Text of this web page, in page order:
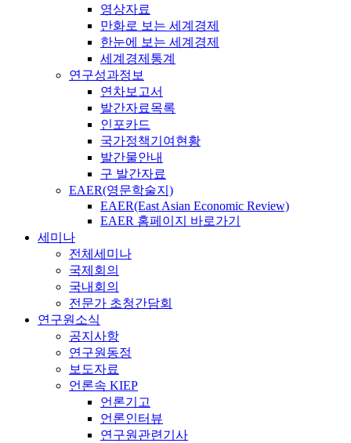
영상자료
만화로 보는 세계경제
한눈에 보는 세계경제
세계경제통계
연구성과정보
연차보고서
발간자료목록
인포카드
국가정책기여현황
발간물안내
구 발간자료
EAER(영문학술지)
EAER(East Asian Economic Review)
EAER 홈페이지 바로가기
세미나
전체세미나
국제회의
국내회의
전문가 초청간담회
연구원소식
공지사항
연구원동정
보도자료
언론속 KIEP
언론기고
언론인터뷰
연구원관련기사